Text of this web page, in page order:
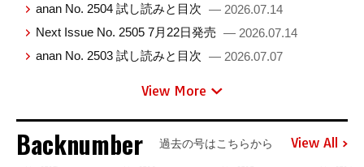
anan No. 2504 試し読みと目次 — 2026.07.14
Next Issue No. 2505 7月22日発売 — 2026.07.14
anan No. 2503 試し読みと目次 — 2026.07.07
View More
Backnumber 過去の号はこちらから View All